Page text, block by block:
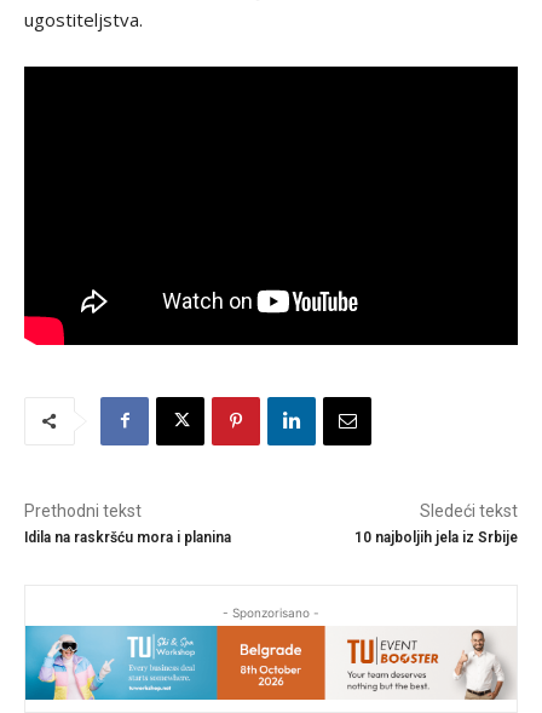
ugostiteljstva.
Prethodni tekst
Idila na raskršću mora i planina
Sledeći tekst
10 najboljih jela iz Srbije
- Sponzorisano -